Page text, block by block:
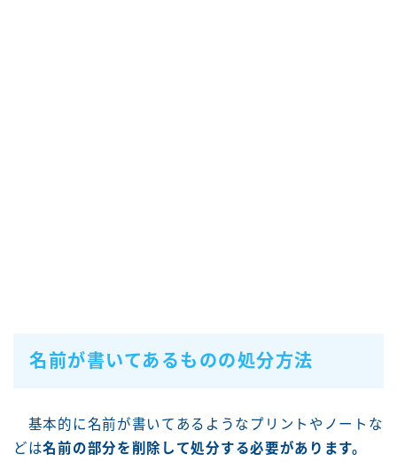
名前が書いてあるものの処分方法
基本的に名前が書いてあるようなプリントやノートな
どは名前の部分を削除して処分する必要があります。